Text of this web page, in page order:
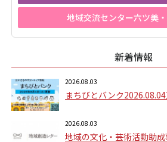
地域交流センター六ツ美
新着情報
2026.08.03
まちびとバンク
2026.08.03
地域の文化・芸術活動助